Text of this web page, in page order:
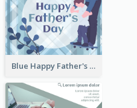
Blue Happy Father's Day Facebook Post